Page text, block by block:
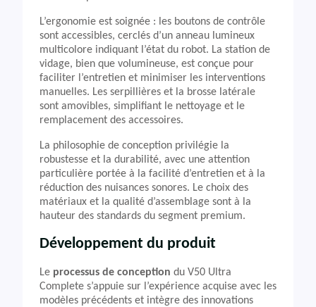
L’ergonomie est soignée : les boutons de contrôle
sont accessibles, cerclés d’un anneau lumineux
multicolore indiquant l’état du robot. La station de
vidage, bien que volumineuse, est conçue pour
faciliter l’entretien et minimiser les interventions
manuelles. Les serpillières et la brosse latérale
sont amovibles, simplifiant le nettoyage et le
remplacement des accessoires.
La philosophie de conception privilégie la
robustesse et la durabilité, avec une attention
particulière portée à la facilité d’entretien et à la
réduction des nuisances sonores. Le choix des
matériaux et la qualité d’assemblage sont à la
hauteur des standards du segment premium.
Développement du produit
Le processus de conception du V50 Ultra
Complete s’appuie sur l’expérience acquise avec les
modèles précédents et intègre des innovations